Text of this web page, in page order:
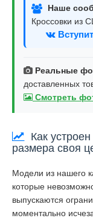
Наше
Кроссовки из
Реальные
доставленных
Смотреть
Как
размера своя
Модели из нашего
которые
выпускаются
моментально